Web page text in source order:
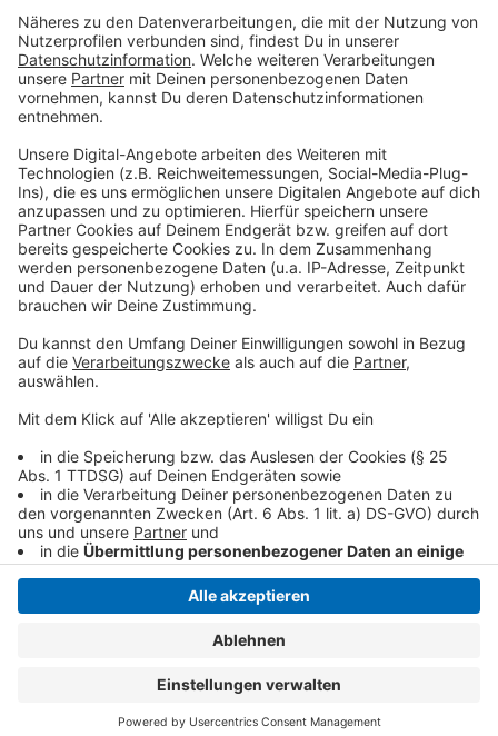
HSG Krefeld Niederrhein kämpft um
Klassenerhalt
Anzeige
Die HSG Krefeld Niederrhein kämpft dagegen in den
letzten Saisonspielen im Abstiegskampf um jeden
Punkt für den Klassenerhalt. Für die Eagles gilt auf der
Zielgeraden der Zweitliga-Saison also das Motto:
"Verlieren verboten." Für die Mannschaft stehen bis zur
Sommerpause noch drei Spiele auf dem Programm.
Anzeige
Anzeige